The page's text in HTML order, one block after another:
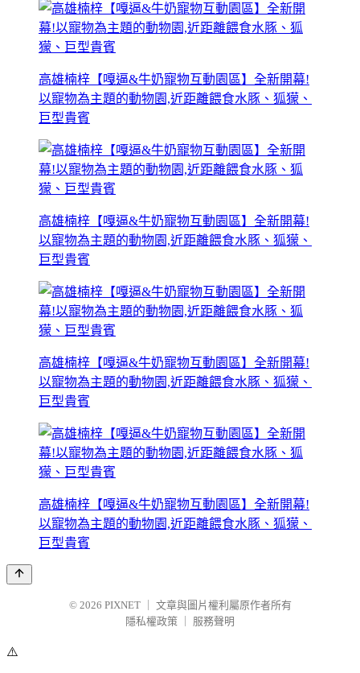
高雄楠梓【嘎逼&牛奶寵物互動園區】全新開幕!
以寵物為主題的動物園,近距離餵食水豚、狐獴、
巨型貴賓
高雄楠梓【嘎逼&牛奶寵物互動園區】全新開幕!
以寵物為主題的動物園,近距離餵食水豚、狐獴、
巨型貴賓
高雄楠梓【嘎逼&牛奶寵物互動園區】全新開幕!
以寵物為主題的動物園,近距離餵食水豚、狐獴、
巨型貴賓
高雄楠梓【嘎逼&牛奶寵物互動園區】全新開幕!
以寵物為主題的動物園,近距離餵食水豚、狐獴、
巨型貴賓
© 2026 PIXNET
文章與圖片權利屬原作者所有
隱私權政策
服務聲明
⚠️